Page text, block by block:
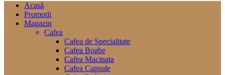
Acasă
Promotii
Magazin
Cafea
Cafea de Specialitate
Cafea Boabe
Cafea Macinata
Cafea Capsule